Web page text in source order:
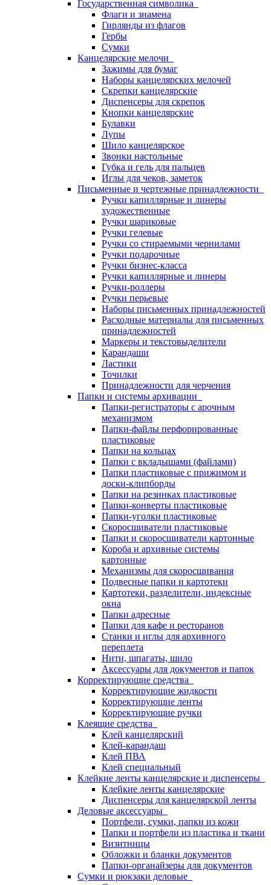
Государственная символика
Флаги и знамена
Гирлянды из флагов
Гербы
Сумки
Канцелярские мелочи
Зажимы для бумаг
Наборы канцелярских мелочей
Скрепки канцелярские
Диспенсеры для скрепок
Кнопки канцелярские
Булавки
Лупы
Шило канцелярское
Звонки настольные
Губка и гель для пальцев
Иглы для чеков, заметок
Письменные и чертежные принадлежности
Ручки капиллярные и линеры
художественные
Ручки шариковые
Ручки гелевые
Ручки со стираемыми чернилами
Ручки подарочные
Ручки бизнес-класса
Ручки капиллярные и линеры
Ручки-роллеры
Ручки перьевые
Наборы письменных принадлежностей
Расходные материалы для письменных
принадлежностей
Маркеры и текстовыделители
Карандаши
Ластики
Точилки
Принадлежности для черчения
Папки и системы архивации
Папки-регистраторы с арочным
механизмом
Папки-файлы перфорированные
пластиковые
Папки на кольцах
Папки с вкладышами (файлами)
Папки пластиковые с прижимом и
доски-клипборды
Папки на резинках пластиковые
Папки-конверты пластиковые
Папки-уголки пластиковые
Скоросшиватели пластиковые
Папки и скоросшиватели картонные
Короба и архивные системы
картонные
Механизмы для скоросшивания
Подвесные папки и картотеки
Картотеки, разделители, индексные
окна
Папки адресные
Папки для кафе и ресторанов
Станки и иглы для архивного
переплета
Нити, шпагаты, шило
Аксессуары для документов и папок
Корректирующие средства
Корректирующие жидкости
Корректирующие ленты
Корректирующие ручки
Клеящие средства
Клей канцелярский
Клей-карандаш
Клей ПВА
Клей специальный
Клейкие ленты канцелярские и диспенсеры
Клейкие ленты канцелярские
Диспенсеры для канцелярской ленты
Деловые аксессуары
Портфели, сумки, папки из кожи
Папки и портфели из пластика и ткани
Визитницы
Обложки и бланки документов
Папки-органайзеры для документов
Сумки и рюкзаки деловые